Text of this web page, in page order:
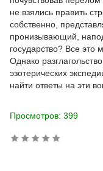
не взялись править
собственно,
пронизывающий,
государство? Все это
Однако
эзотерических
найти ответы на эти
Просмотров: 399